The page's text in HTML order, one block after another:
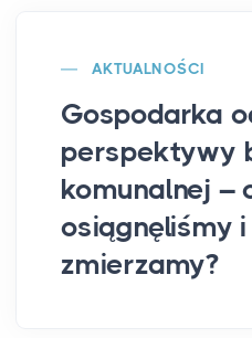
AKTUALNOŚCI
Gospodarka
perspektywy
komunalnej –
osiągnęliśmy
zmierzamy?